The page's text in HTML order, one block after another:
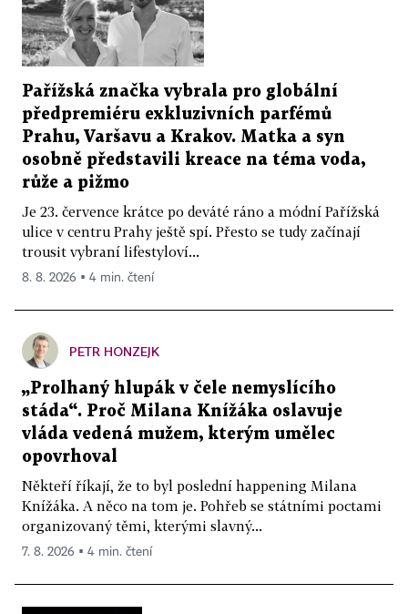
Pařížská značka vybrala pro globální
předpremiéru exkluzivních parfémů
Prahu, Varšavu a Krakov. Matka a syn
osobně představili kreace na téma voda,
růže a pižmo
Je 23. července krátce po deváté ráno a módní Pařížská
ulice v centru Prahy ještě spí. Přesto se tudy začínají
trousit vybraní lifestyloví...
8. 8. 2026 ▪ 4 min. čtení
PETR HONZEJK
„Prolhaný hlupák v čele nemyslícího
stáda“. Proč Milana Knížáka oslavuje
vláda vedená mužem, kterým umělec
opovrhoval
Někteří říkají, že to byl poslední happening Milana
Knížáka. A něco na tom je. Pohřeb se státními poctami
organizovaný těmi, kterými slavný...
7. 8. 2026 ▪ 4 min. čtení